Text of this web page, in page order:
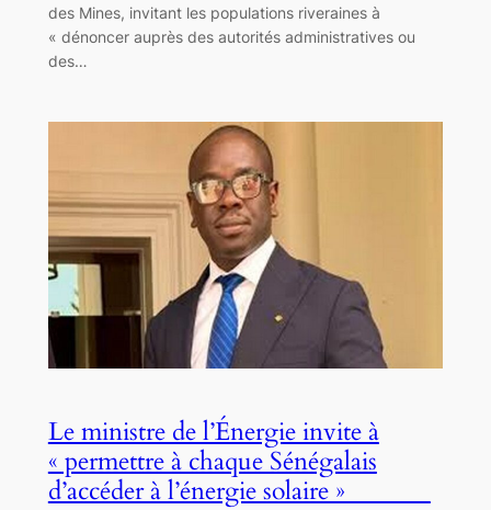
des Mines, invitant les populations riveraines à
« dénoncer auprès des autorités administratives ou
des…
Le ministre de l’Énergie invite à
« permettre à chaque Sénégalais
d’accéder à l’énergie solaire »